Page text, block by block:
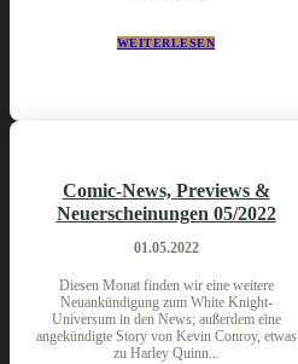
WEITERLESEN
Comic-News, Previews &
Neuerscheinungen 05/2022
01.05.2022
Diesen Monat finden wir eine weitere
Neuankündigung zum White Knight-
Universum in den News; außerdem eine
angekündigte Story von Kevin Conroy, etwas
zu Harley Quinn...